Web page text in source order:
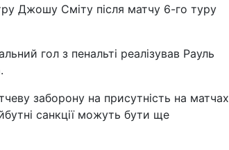
Джошу Сміту після матчу 6-го туру
гол з пенальті реалізував Рауль
заборону на присутність на матчах
санкції можуть бути ще